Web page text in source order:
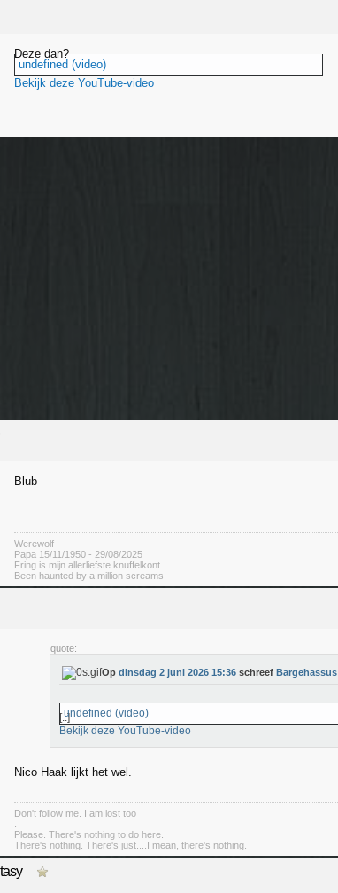
Deze dan?
undefined (video)
Bekijk deze YouTube-video
Blub
Werewolf
Papa 15/11/1950 - 29/08/2025
Fring is mijn allerliefste knuffelkont
Been haunted by a million screams
quote:
Op dinsdag 2 juni 2026 15:36 schreef Bargehassus
[..]undefined (video)
Bekijk deze YouTube-video
Nico Haak lijkt het wel.
Don't follow me. I am lost too
Please. There's nothing to do here.
There's nothing. There's just....I mean, there's nothing.